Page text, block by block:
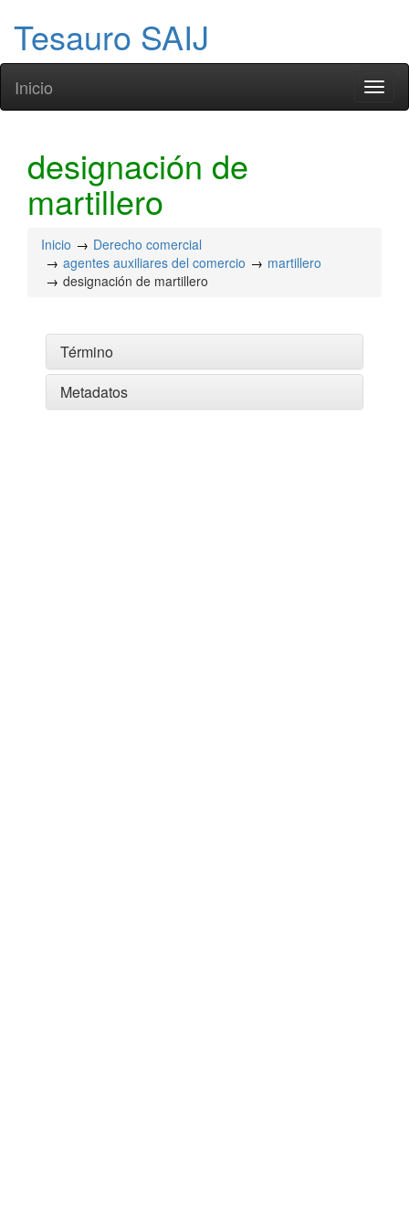
Tesauro SAIJ
Inicio
designación de
martillero
Inicio
Derecho comercial
agentes auxiliares del comercio
martillero
designación de martillero
Término
Metadatos